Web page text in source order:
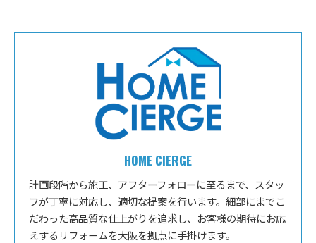
HOME CIERGE
計画段階から施工、アフターフォローに至るまで、スタッ
フが丁寧に対応し、適切な提案を行います。細部にまでこ
だわった高品質な仕上がりを追求し、お客様の期待にお応
えするリフォームを大阪を拠点に手掛けます。